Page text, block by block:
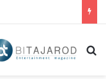
بحث عن